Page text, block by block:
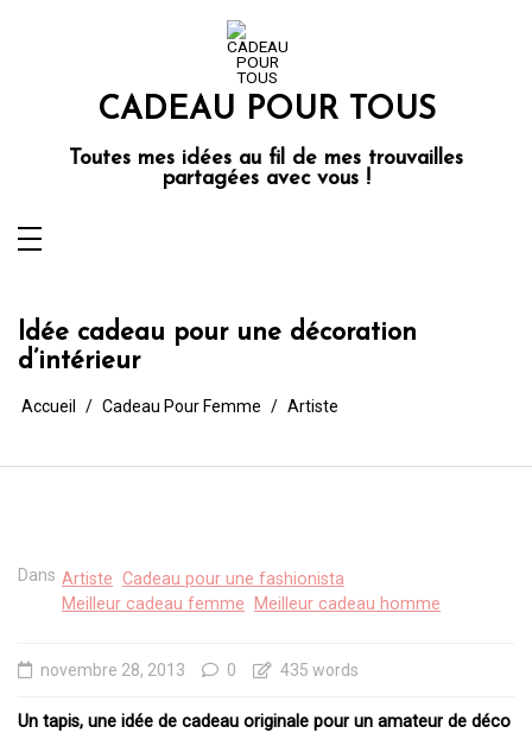
CADEAU POUR TOUS
Toutes mes idées au fil de mes trouvailles
partagées avec vous !
Idée cadeau pour une décoration
d’intérieur
Accueil Cadeau Pour Femme Artiste
Dans Artiste Cadeau pour une fashionista
Meilleur cadeau femme
Meilleur cadeau homme
novembre 28, 2013 0 435 words
Un tapis, une idée de cadeau originale pour un amateur de déco